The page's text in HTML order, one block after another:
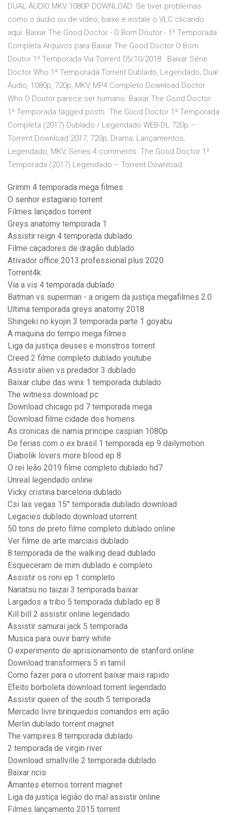
DUAL ÁUDIO MKV 1080P DOWNLOAD. Se tiver problemas
como o áudio ou de vídeo, baixe e instale o VLC clicando
aqui. Baixar The Good Doctor - O Bom Doutor - 1ª Temporada
Completa Arquivos para Baixar The Good Doctor O Bom
Doutor 1ª Temporada Via Torrent 05/10/2018 · Baixar Série
Doctor Who 1ª Temporada Torrent Dublado, Legendado, Dual
Áudio, 1080p, 720p, MKV, MP4 Completo Download Doctor
Who O Doutor parece ser humano. Baixar The Good Doctor
1ª Temporada tagged posts. The Good Doctor 1ª Temporada
Completa (2017) Dublado / Legendado WEB-DL 720p –
Torrent Download 2017, 720p, Drama, Lançamentos,
Legendado, MKV, Series 4 comments. The Good Doctor 1ª
Temporada (2017) Legendado – Torrent Download
Grimm 4 temporada mega filmes
O senhor estagiario torrent
Filmes lançados torrent
Greys anatomy temporada 1
Assistir reign 4 temporada dublado
Filme caçadores de dragão dublado
Ativador office 2013 professional plus 2020
Torrent4k
Via a vis 4 temporada dublado
Batman vs superman - a origem da justiça megafilmes 2.0
Ultima temporada greys anatomy 2018
Shingeki no kyojin 3 temporada parte 1 goyabu
A maquina do tempo mega filmes
Liga da justiça deuses e monstros torrent
Creed 2 filme completo dublado youtube
Assistir alien vs predador 3 dublado
Baixar clube das winx 1 temporada dublado
The witness download pc
Download chicago pd 7 temporada mega
Download filme cidade dos homens
As cronicas de narnia principe caspian 1080p
De ferias com o ex brasil 1 temporada ep 9 dailymotion
Diabolik lovers more blood ep 8
O rei leão 2019 filme completo dublado hd7
Unreal legendado online
Vicky cristina barcelona dublado
Csi las vegas 15° temporada dublado download
Legacies dublado download utorrent
50 tons de preto filme completo dublado online
Ver filme de arte marciais dublado
8 temporada de the walking dead dublado
Esqueceram de mim dublado e completo
Assistir os roni ep 1 completo
Nanatsu no taizai 3 temporada baixar
Largados a tribo 5 temporada dublado ep 8
Kill bill 2 assistir online legendado
Assistir samurai jack 5 temporada
Musica para ouvir barry white
O experimento de aprisionamento de stanford online
Download transformers 5 in tamil
Como fazer para o utorrent baixar mais rapido
Efeito borboleta download torrent legendado
Assistir queen of the south 5 temporada
Mercado livre brinquedos comandos em ação
Merlin dublado torrent magnet
The vampires 8 temporada dublado
2 temporada de virgin river
Download smallville 2 temporada dublado
Baixar ncis
Amantes eternos torrent magnet
Liga da justiça legião do mal assistir online
Filmes lançamento 2015 torrent